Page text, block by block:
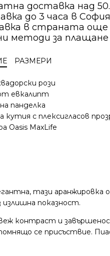
доставка над
до 3 часа в София
в страната още
методи за плащане
РАЗМЕРИ
рози
евкалипт
панделка
кутия с плексигласов
Oasis MaxLife
тази аранжировка
показност.
контраст и
се присъствие.